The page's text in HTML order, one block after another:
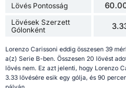
Lövés Pontosság
Lövések Szerzett
Gólonként
Lorenzo Carissoni eddig összesen 39
a(z) Serie B-ben. Összesen 20 lövést
lövés nem. Ez azt jelenti, hogy Lorenzo
3.33 lövésére esik egy gólja, és 90